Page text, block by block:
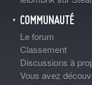
COMMUNAUTÉ
Le forum
Classement
Discussions à
Vous avez